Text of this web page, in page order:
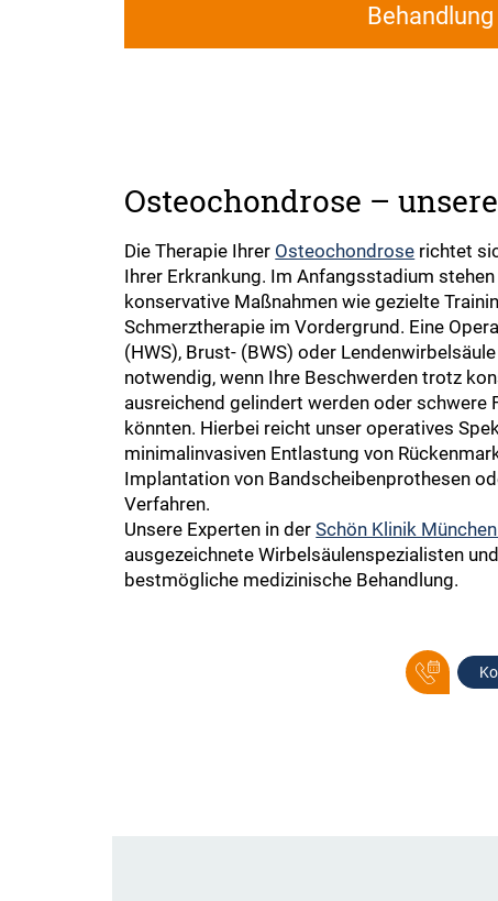
Behandlung
Osteochondrose –
Die Therapie Ihrer Osteochondrose richtet
Ihrer Erkrankung. Im Anfangsstadium
konservative Maßnahmen wie gezielte
Schmerztherapie im Vordergrund. Eine
(HWS), Brust- (BWS) oder
notwendig, wenn Ihre Beschwerden trotz
ausreichend gelindert werden oder schwere
könnten. Hierbei reicht unser operatives
minimalinvasiven Entlastung von
Implantation von Bandscheibenprothesen
Verfahren.
Unsere Experten in derSchön Klinik
ausgezeichnete Wirbelsäulenspezialisten
bestmögliche medizinische Behandlung.